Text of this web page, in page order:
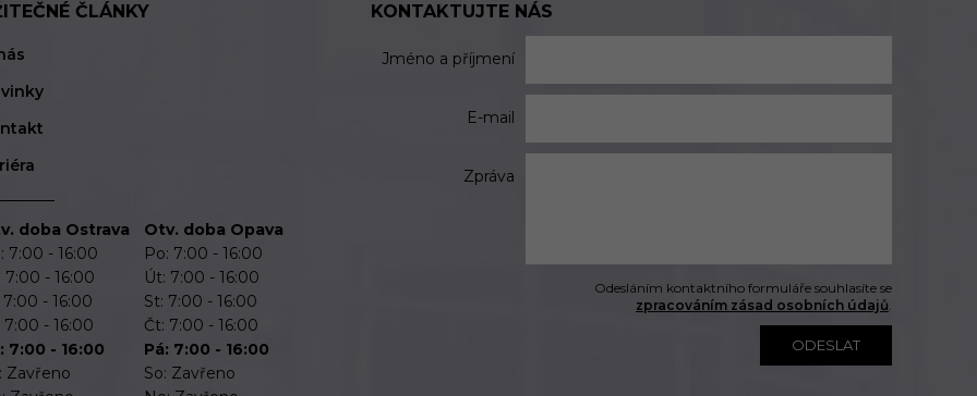
ČLÁNKY
doba Ostrava
7:00 - 16:00
7:00 - 16:00
7:00 - 16:00
7:00 - 16:00
7:00 - 16:00
Zavřeno
Otv. doba Opava
Po: 7:00 - 16:00
Út: 7:00 - 16:00
St: 7:00 - 16:00
Čt: 7:00 - 16:00
Pá: 7:00 - 16:00
So: Zavřeno
KONTAKTUJTE NÁS
Jméno a příjmení
E-mail
Zpráva
Odesláním kontaktního formuláře souhlasíte se
zpracováním zásad osobních údajů.
ODESLAT